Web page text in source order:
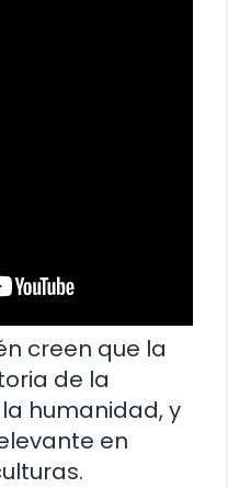
creen que la
de la
humanidad, y
en